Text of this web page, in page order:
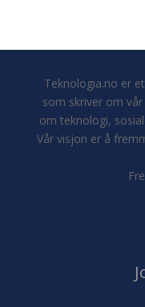
Teknologia.no er
som skriver om
om teknologi,
Vår visjon er å